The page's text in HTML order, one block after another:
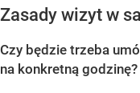
Zasady wizyt w
Czy będzie trzeba
na konkretną godzinę?